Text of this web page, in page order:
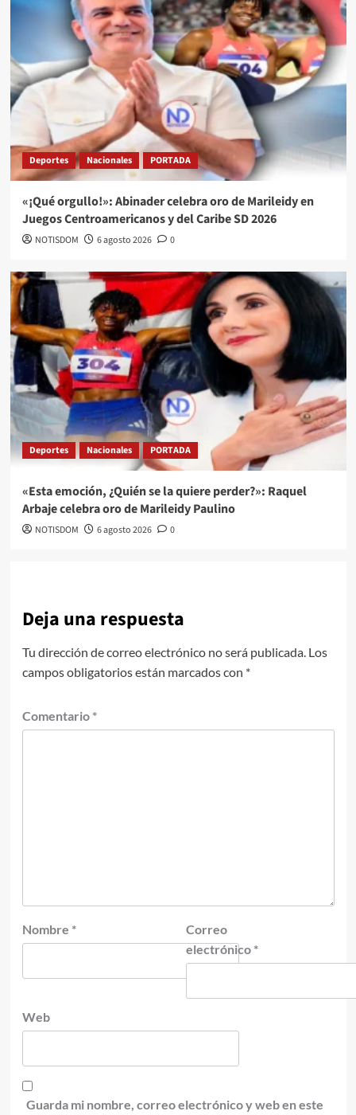
Deportes Nacionales PORTADA
«¡Qué orgullo!»: Abinader celebra oro de Marileidy en
Juegos Centroamericanos y del Caribe SD 2026
NOTISDOM 6 agosto 2026 0
Deportes Nacionales PORTADA
«Esta emoción, ¿Quién se la quiere perder?»: Raquel
Arbaje celebra oro de Marileidy Paulino
NOTISDOM 6 agosto 2026 0
Deja una respuesta
Tu dirección de correo electrónico no será publicada. Los
campos obligatorios están marcados con *
Comentario *
Nombre *
Correo
electrónico *
Web
Guarda mi nombre, correo electrónico y web en este